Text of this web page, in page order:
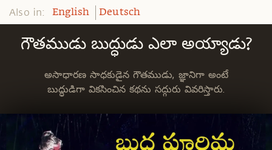
Also in: English Deutsch
గౌతముడు బుద్ధుడు ఎలా అయ్యాడు?
అసాధారణ సాధకుడైన గౌతముడు, జ్ఞానిగా అంటే
బుద్ధుడిగా వికసించిన కథను సద్గురు వివరిస్తారు.